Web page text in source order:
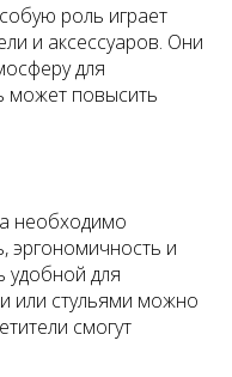
роль играет
и аксессуаров. Они
для
может повысить
необходимо
эргономичность и
удобной для
или стульями можно
смогут